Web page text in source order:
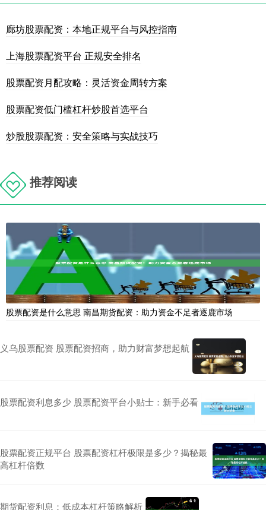
廊坊股票配资：本地正规平台与风控指南
上海股票配资平台 正规安全排名
股票配资月配攻略：灵活资金周转方案
股票配资低门槛杠杆炒股首选平台
炒股股票配资：安全策略与实战技巧
推荐阅读
股票配资是什么意思 南昌期货配资：助力资金不足者逐鹿市场
义乌股票配资 股票配资招商，助力财富梦想起航
股票配资利息多少 股票配资平台小贴士：新手必看
股票配资正规平台 股票配资杠杆极限是多少？揭秘最
高杠杆倍数
期货配资利息：低成本杠杆策略解析